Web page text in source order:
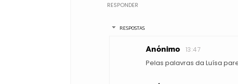
RESPONDER
RESPOSTAS
Anónimo 13:47
Pelas palavras da Luísa